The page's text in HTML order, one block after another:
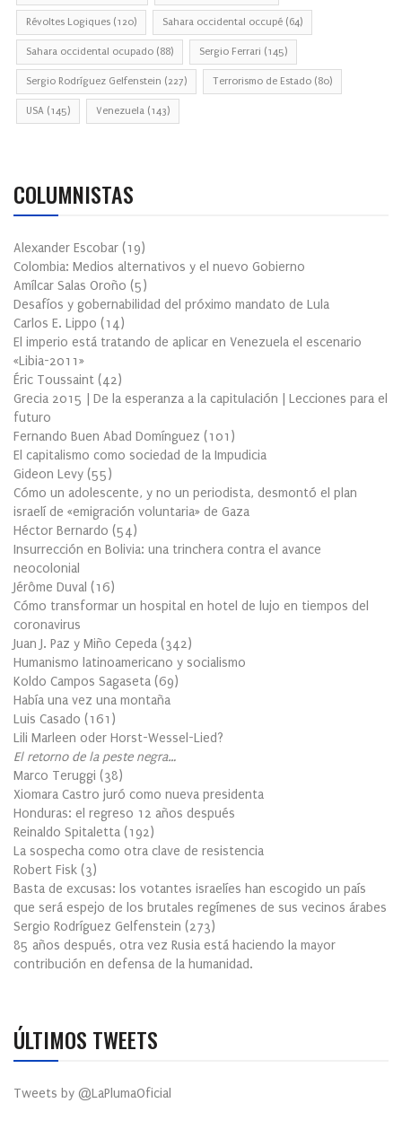
Révoltes Logiques (120) Sahara occidental occupé (64)
Sahara occidental ocupado (88) Sergio Ferrari (145)
Sergio Rodríguez Gelfenstein (227) Terrorismo de Estado (80)
USA (145) Venezuela (143)
COLUMNISTAS
Alexander Escobar (19)
Colombia: Medios alternativos y el nuevo Gobierno
Amílcar Salas Oroño (5)
Desafíos y gobernabilidad del próximo mandato de Lula
Carlos E. Lippo (14)
El imperio está tratando de aplicar en Venezuela el escenario
«Libia-2011»
Éric Toussaint (42)
Grecia 2015 | De la esperanza a la capitulación | Lecciones para el
futuro
Fernando Buen Abad Domínguez (101 )
El capitalismo como sociedad de la Impudicia
Gideon Levy (55)
Cómo un adolescente, y no un periodista, desmontó el plan
israelí de «emigración voluntaria» de Gaza
Héctor Bernardo (54)
Insurrección en Bolivia: una trinchera contra el avance
neocolonial
Jérôme Duval (16)
Cómo transformar un hospital en hotel de lujo en tiempos del
coronavirus
Juan J. Paz y Miño Cepeda (342)
Humanismo latinoamericano y socialismo
Koldo Campos Sagaseta (69)
Había una vez una montaña
Luis Casado (161 )
Lili Marleen oder Horst-Wessel-Lied?
El retorno de la peste negra…
Marco Teruggi (38)
Xiomara Castro juró como nueva presidenta
Honduras: el regreso 12 años después
Reinaldo Spitaletta (192)
La sospecha como otra clave de resistencia
Robert Fisk (3)
Basta de excusas: los votantes israelíes han escogido un país
que será espejo de los brutales regímenes de sus vecinos árabes
Sergio Rodríguez Gelfenstein (273)
85 años después, otra vez Rusia está haciendo la mayor
contribución en defensa de la humanidad.
ÚLTIMOS TWEETS
Tweets by @LaPlumaOficial